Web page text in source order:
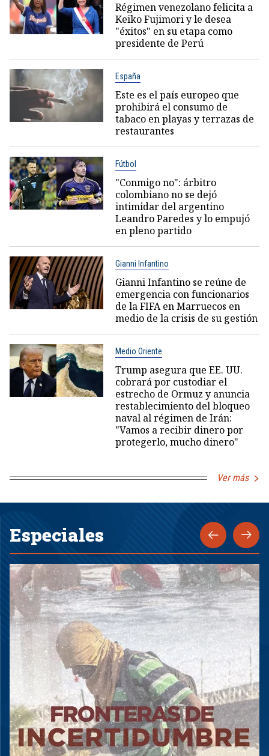
Régimen venezolano felicita a
Keiko Fujimori y le desea
"éxitos" en su etapa como
presidente de Perú
España
Este es el país europeo que
prohibirá el consumo de
tabaco en playas y terrazas de
restaurantes
Fútbol
"Conmigo no": árbitro
colombiano no se dejó
intimidar del argentino
Leandro Paredes y lo empujó
en pleno partido
Gianni Infantino
Gianni Infantino se reúne de
emergencia con funcionarios
de la FIFA en Marruecos en
medio de la crisis de su gestión
Medio Oriente
Trump asegura que EE. UU.
cobrará por custodiar el
estrecho de Ormuz y anuncia
restablecimiento del bloqueo
naval al régimen de Irán:
"Vamos a recibir dinero por
protegerlo, mucho dinero"
Ver más
Especiales